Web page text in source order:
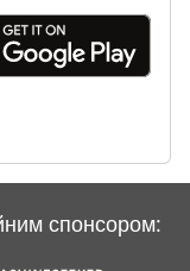
спонсором: